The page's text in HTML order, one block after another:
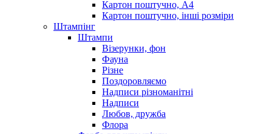
Картон поштучно, А4
Картон поштучно, інші розміри
Штампінг
Штампи
Візерунки, фон
Фауна
Різне
Поздоровляємо
Надписи різноманітні
Надписи
Любов, дружба
Флора